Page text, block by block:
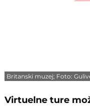
Britanski muzej; Foto:
Virtuelne ture